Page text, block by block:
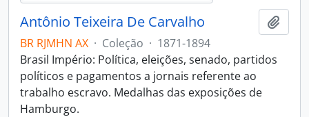
Antônio Teixeira De Carvalho
BR RJMHN AX · Coleção · 1871-1894
Brasil Império: Política, eleições, senado, partidos
políticos e pagamentos a jornais referente ao
trabalho escravo. Medalhas das exposições de
Hamburgo.